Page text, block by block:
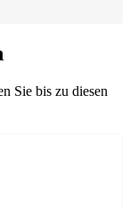
Sie bis zu diesen